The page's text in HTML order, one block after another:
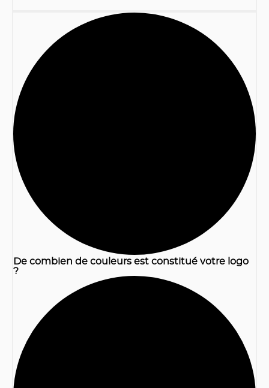
De combien de couleurs est constitué votre logo
?